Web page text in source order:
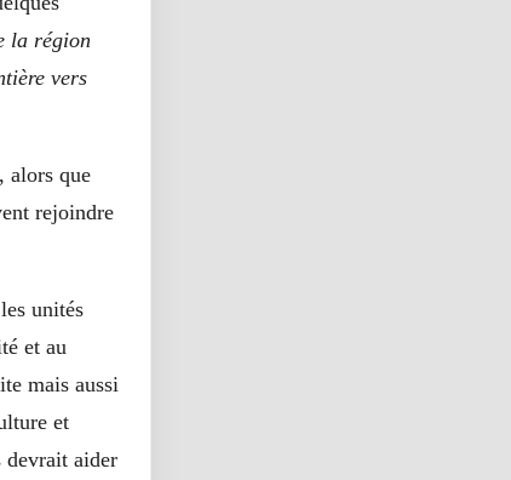
la région
vers
alors que
rejoindre
unités
et au
mais aussi
et
aider